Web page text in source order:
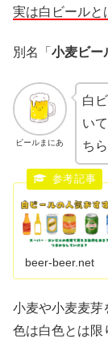
実は白ビールと
別名「 小麦ビー
ビールまにあ
白
い
ち
beer-beer.net
小麦や小麦麦芽
色は白色とは限